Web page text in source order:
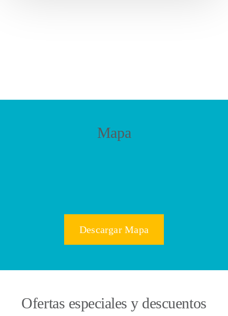
Mapa
Descargar Mapa
Ofertas especiales y descuentos